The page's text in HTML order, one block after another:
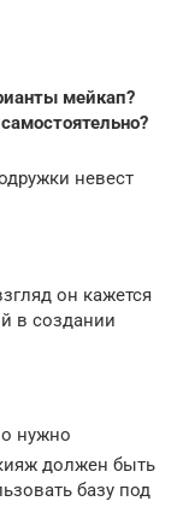
мейкап?
невест
он кажется
в создании
нужно
должен быть
базу под